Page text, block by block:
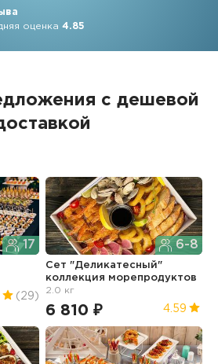
оценка4.85
с дешевой
17
(29)
6-8
Сет "Деликатесный"
коллекция морепродуктов
2.0 кг
6 810 ₽ 4.59